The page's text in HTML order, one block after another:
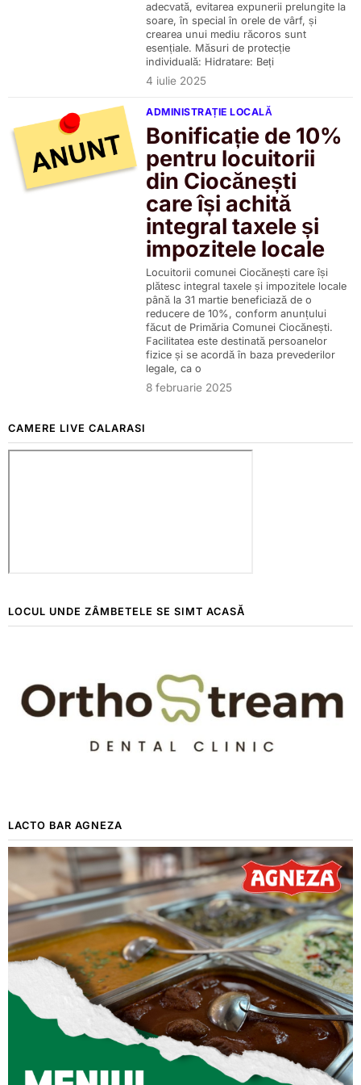
adecvată, evitarea expunerii prelungite la
soare, în special în orele de vârf, și
crearea unui mediu răcoros sunt
esențiale. Măsuri de protecție
individuală: Hidratare: Beți
4 iulie 2025
ADMINISTRAȚIE LOCALĂ
Bonificație de 10%
pentru locuitorii
din Ciocănești
care își achită
integral taxele și
impozitele locale
Locuitorii comunei Ciocănești care își
plătesc integral taxele și impozitele locale
până la 31 martie beneficiază de o
reducere de 10%, conform anunțului
făcut de Primăria Comunei Ciocănești.
Facilitatea este destinată persoanelor
fizice și se acordă în baza prevederilor
legale, ca o
8 februarie 2025
CAMERE LIVE CALARASI
LOCUL UNDE ZÂMBETELE SE SIMT ACASĂ
LACTO BAR AGNEZA